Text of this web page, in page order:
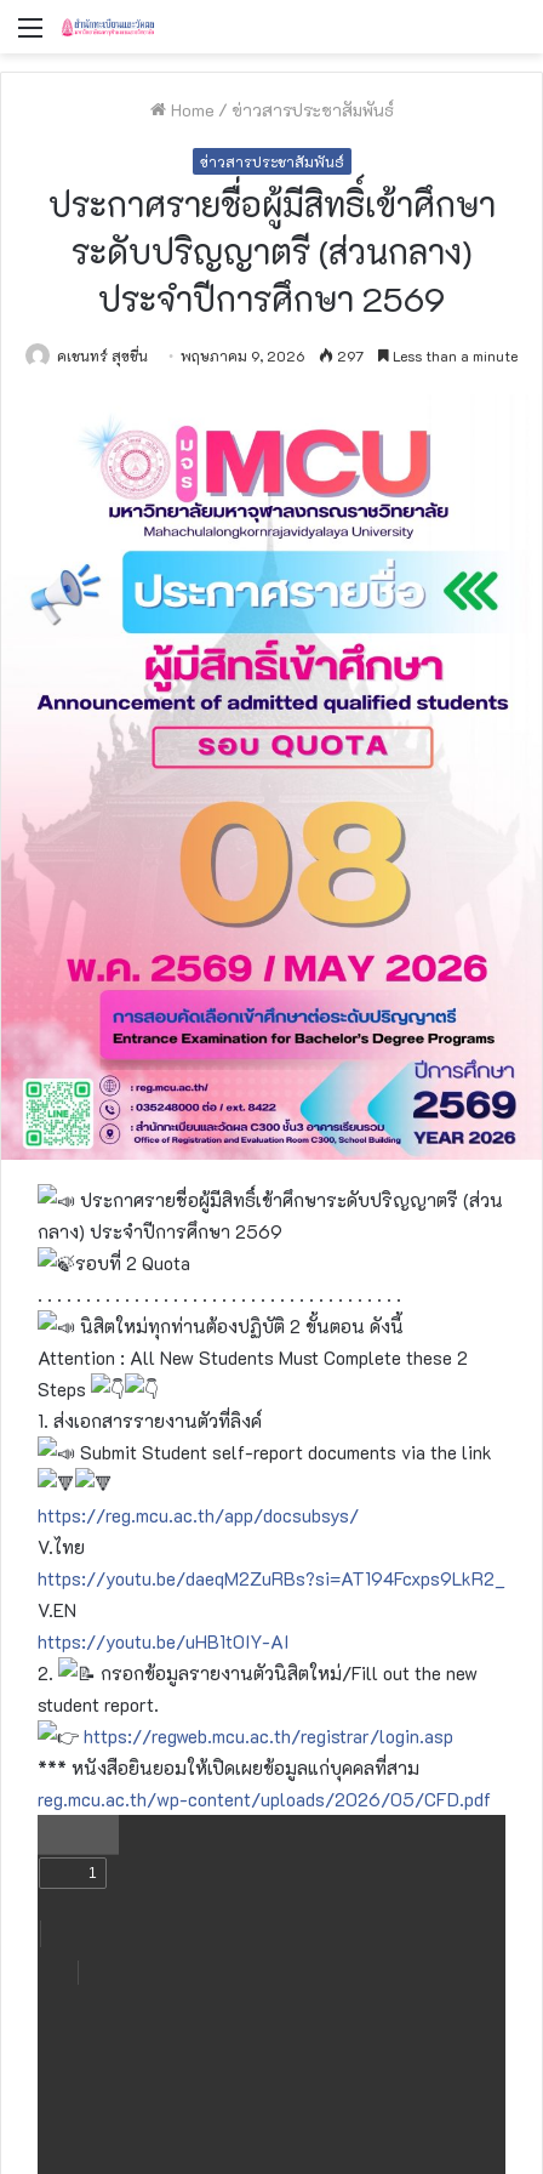
Menu
Home / ข่าวสารประชาสัมพันธ์
ข่าวสารประชาสัมพันธ์
ประกาศรายชื่อผู้มีสิทธิ์เข้าศึกษา
ระดับปริญญาตรี (ส่วนกลาง)
ประจำปีการศึกษา 2569
คเชนทร์ สุขชื่น พฤษภาคม 9, 2026 297 Less than a minute
ประกาศรายชื่อผู้มีสิทธิ์เข้าศึกษาระดับปริญญาตรี (ส่วน
กลาง) ประจำปีการศึกษา 2569
รอบที่ 2 Quota
. . . . . . . . . . . . . . . . . . . . . . . . . . . . . . . . . . . . . .
นิสิตใหม่ทุกท่านต้องปฏิบัติ 2 ขั้นตอน ดังนี้
Attention : All New Students Must Complete these 2
Steps
1. ส่งเอกสารรายงานตัวที่ลิงค์
Submit Student self-report documents via the link
https://reg.mcu.ac.th/app/docsubsys/
V.ไทย
https://youtu.be/daeqM2ZuRBs?si=AT194Fcxps9LkR2_
V.EN
https://youtu.be/uHB1t0IY-AI
2.
กรอกข้อมูลรายงานตัวนิสิตใหม่/Fill out the new
student report.
https://regweb.mcu.ac.th/registrar/login.asp
*** หนังสือยินยอมให้เปิดเผยข้อมูลแก่บุคคลที่สาม
reg.mcu.ac.th/wp-content/uploads/2026/05/CFD.pdf